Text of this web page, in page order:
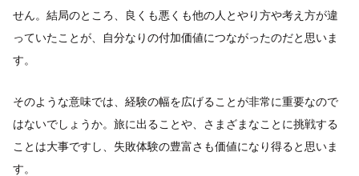
せん。結局のところ、良くも悪くも他の人とやり方や考え方が違
っていたことが、自分なりの付加価値につながったのだと思いま
す。
そのような意味では、経験の幅を広げることが非常に重要なので
はないでしょうか。旅に出ることや、さまざまなことに挑戦する
ことは大事ですし、失敗体験の豊富さも価値になり得ると思いま
す。